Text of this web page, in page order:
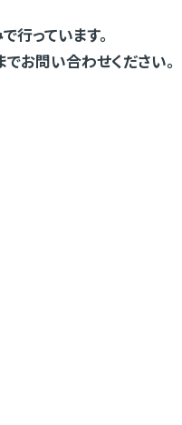
行っています。
お問い合わせください。